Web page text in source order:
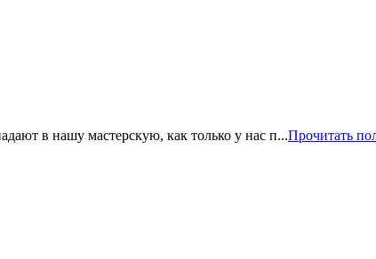
в нашу мастерскую, как только у нас п...Прочитать